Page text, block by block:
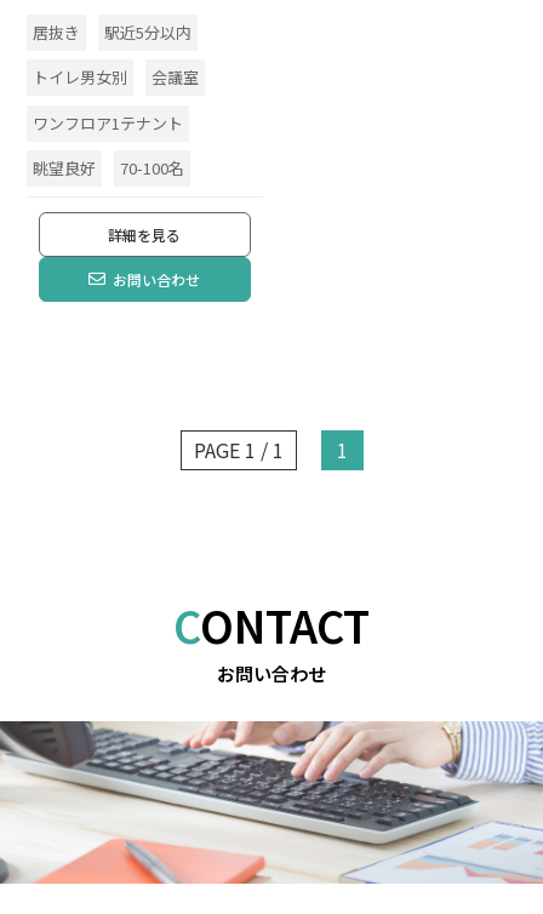
居抜き
駅近5分以内
トイレ男女別
会議室
ワンフロア1テナント
眺望良好
70-100名
詳細を見る
お問い合わせ
PAGE 1 / 1 1
CONTACT
お問い合わせ